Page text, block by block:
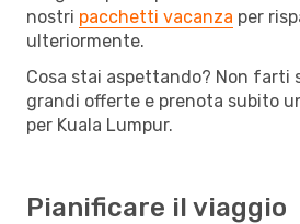
nostri pacchetti vacanza per
ulteriormente.
Cosa stai aspettando? Non farti
grandi offerte e prenota subito
per Kuala Lumpur.
Pianificare il viaggio